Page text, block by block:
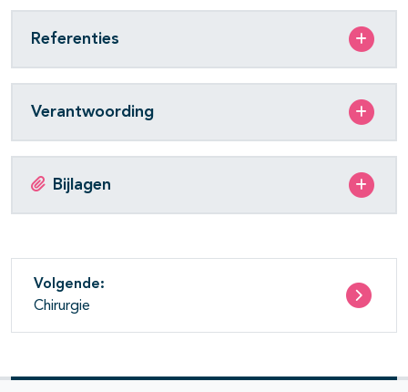
Referenties
Verantwoording
Bijlagen
Volgende:
Chirurgie